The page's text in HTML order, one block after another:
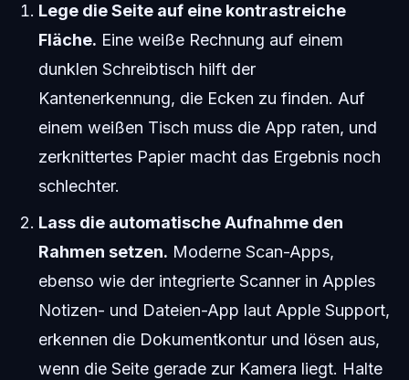
Lege die Seite auf eine kontrastreiche
Fläche. Eine weiße Rechnung auf einem
dunklen Schreibtisch hilft der
Kantenerkennung, die Ecken zu finden. Auf
einem weißen Tisch muss die App raten, und
zerknittertes Papier macht das Ergebnis noch
schlechter.
Lass die automatische Aufnahme den
Rahmen setzen. Moderne Scan-Apps,
ebenso wie der integrierte Scanner in Apples
Notizen- und Dateien-App laut Apple Support,
erkennen die Dokumentkontur und lösen aus,
wenn die Seite gerade zur Kamera liegt. Halte